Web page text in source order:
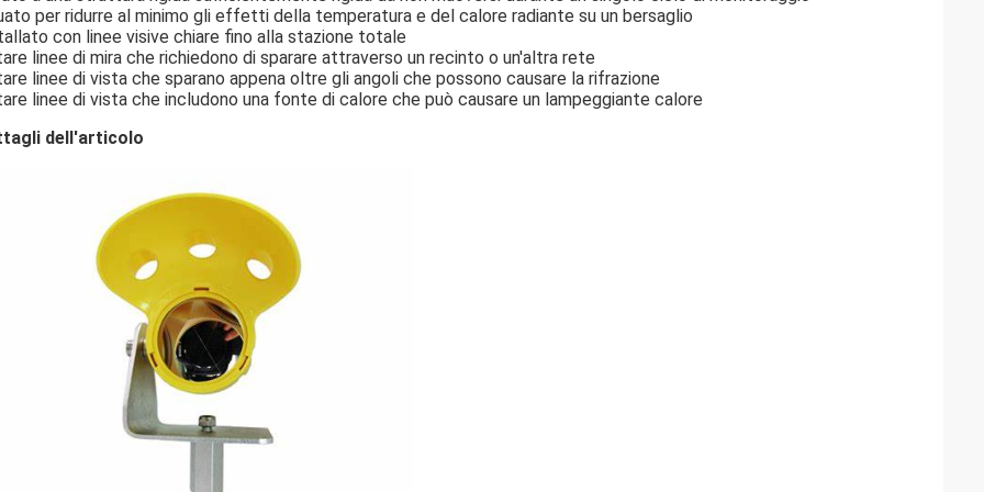
per ridurre al minimo gli effetti della temperatura e del calore radiante su un bersaglio
con linee visive chiare fino alla stazione totale
linee di mira che richiedono di sparare attraverso un recinto o un'altra rete
linee di vista che sparano appena oltre gli angoli che possono causare la rifrazione
linee di vista che includono una fonte di calore che può causare un lampeggiante calore
dell'articolo